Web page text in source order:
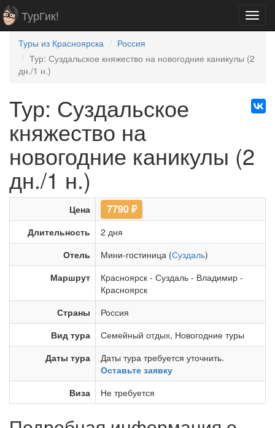
ТурГик!
Туры из Красноярска
Россия
Тур: Суздальское княжество на новогодние каникулы (2
дн./1 н.)
Тур: Суздальское
княжество на
новогодние каникулы (2
дн./1 н.)
Цена 7790₽
Длительность
2 дня
Отель
Мини-гостиница (Суздаль)
Маршрут
Красноярск - Суздаль - Владимир -
Красноярск
Страны
Россия
Вид тура
Семейный отдых, Новогодние туры
Даты тура
Даты тура требуется уточнить.
Оставьте заявку
Виза
Не требуется